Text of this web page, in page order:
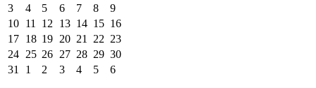
3
4 5 6 7 8
9
10 11 12 13 14 15 16
17 18 19 20 21 22 23
24 25 26 27 28 29 30
31
1 2 3 4 5 6